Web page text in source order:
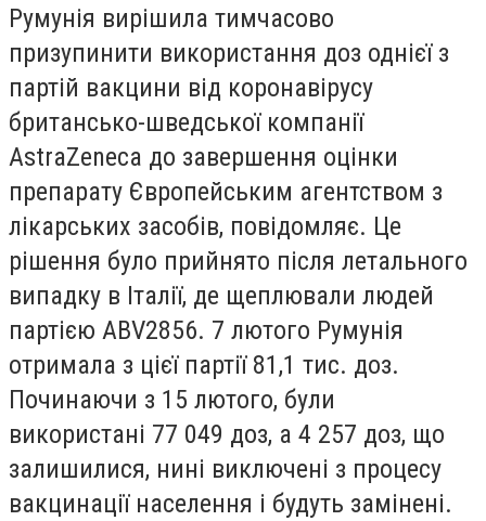
Румунія вирішила тимчасово
призупинити використання доз однієї з
партій вакцини від коронавірусу
британсько-шведської компанії
AstraZeneca до завершення оцінки
препарату Європейським агентством з
лікарських засобів, повідомляє. Це
рішення було прийнято після летального
випадку в Італії, де щеплювали людей
партією ABV2856. 7 лютого Румунія
отримала з цієї партії 81,1 тис. доз.
Починаючи з 15 лютого, були
використані 77 049 доз, а 4 257 доз, що
залишилися, нині виключені з процесу
вакцинації населення і будуть замінені.